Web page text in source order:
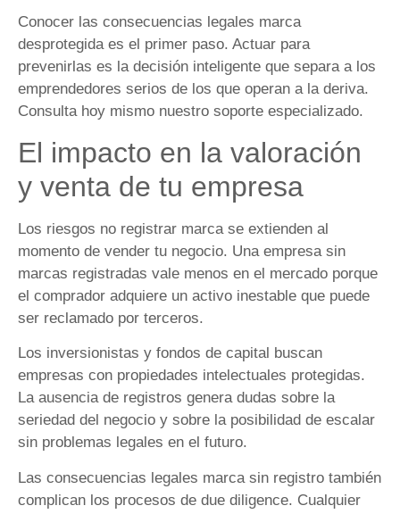
Conocer las consecuencias legales marca
desprotegida es el primer paso. Actuar para
prevenirlas es la decisión inteligente que separa a los
emprendedores serios de los que operan a la deriva.
Consulta hoy mismo nuestro soporte especializado.
El impacto en la valoración
y venta de tu empresa
Los riesgos no registrar marca se extienden al
momento de vender tu negocio. Una empresa sin
marcas registradas vale menos en el mercado porque
el comprador adquiere un activo inestable que puede
ser reclamado por terceros.
Los inversionistas y fondos de capital buscan
empresas con propiedades intelectuales protegidas.
La ausencia de registros genera dudas sobre la
seriedad del negocio y sobre la posibilidad de escalar
sin problemas legales en el futuro.
Las consecuencias legales marca sin registro también
complican los procesos de due diligence. Cualquier